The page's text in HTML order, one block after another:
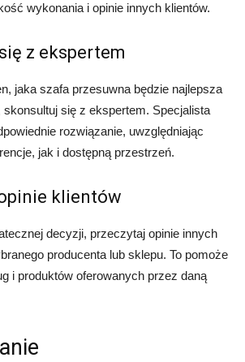
wykonania i opinie innych klientów.
z ekspertem
jaka szafa przesuwna będzie najlepsza
skonsultuj się z ekspertem. Specjalista
rozwiązanie, uwzględniając
jak i dostępną przestrzeń.
klientów
decyzji, przeczytaj opinie innych
producenta lub sklepu. To pomoże
i produktów oferowanych przez daną